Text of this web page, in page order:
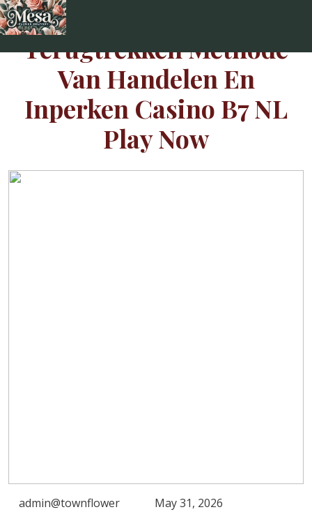
Skip
to
Terugtrekken Methode
Van Handelen En
Inperken Casino B7 NL
Play Now
admin@townflower May 31, 2026